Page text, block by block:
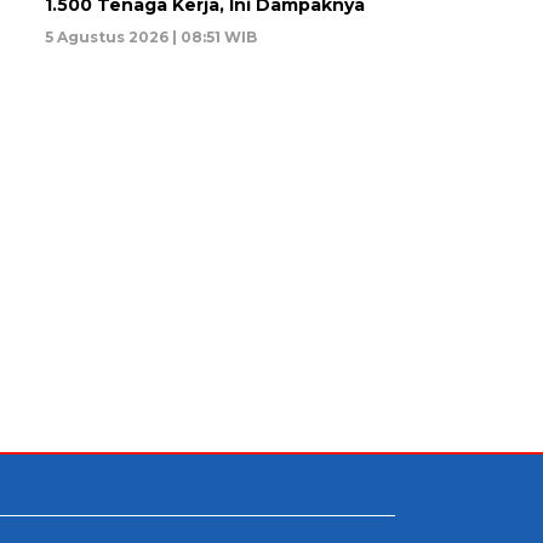
1.500 Tenaga Kerja, Ini Dampaknya
5 Agustus 2026 | 08:51 WIB